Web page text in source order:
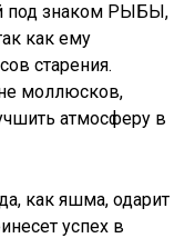
под знаком РЫБЫ,
как ему
старения.
моллюсков,
атмосферу в
как яшма, одарит
успех в